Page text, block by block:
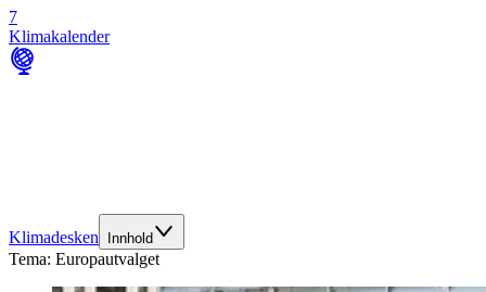
7
Klimakalender
Klimadesken Innhold
Tema: Europautvalget